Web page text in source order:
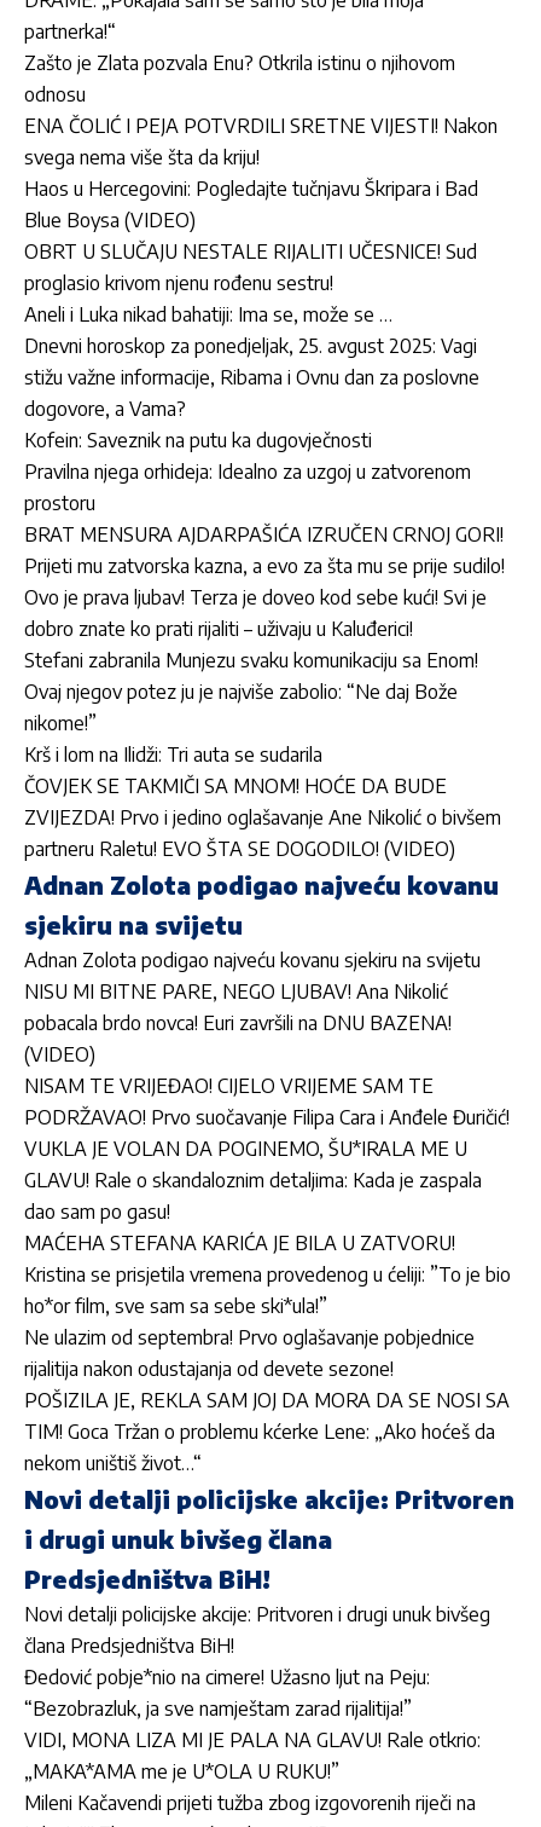
partnerka!“
Zašto je Zlata pozvala Enu? Otkrila istinu o njihovom
odnosu
ENA ČOLIĆ I PEJA POTVRDILI SRETNE VIJESTI! Nakon
svega nema više šta da kriju!
Haos u Hercegovini: Pogledajte tučnjavu Škripara i Bad
Blue Boysa (VIDEO)
OBRT U SLUČAJU NESTALE RIJALITI UČESNICE! Sud
proglasio krivom njenu rođenu sestru!
Aneli i Luka nikad bahatiji: Ima se, može se …
Dnevni horoskop za ponedjeljak, 25. avgust 2025: Vagi
stižu važne informacije, Ribama i Ovnu dan za poslovne
dogovore, a Vama?
Kofein: Saveznik na putu ka dugovječnosti
Pravilna njega orhideja: Idealno za uzgoj u zatvorenom
prostoru
BRAT MENSURA AJDARPAŠIĆA IZRUČEN CRNOJ GORI!
Prijeti mu zatvorska kazna, a evo za šta mu se prije sudilo!
Ovo je prava ljubav! Terza je doveo kod sebe kući! Svi je
dobro znate ko prati rijaliti – uživaju u Kaluđerici!
Stefani zabranila Munjezu svaku komunikaciju sa Enom!
Ovaj njegov potez ju je najviše zabolio: “Ne daj Bože
nikome!”
Krš i lom na Ilidži: Tri auta se sudarila
ČOVJEK SE TAKMIČI SA MNOM! HOĆE DA BUDE
ZVIJEZDA! Prvo i jedino oglašavanje Ane Nikolić o bivšem
partneru Raletu! EVO ŠTA SE DOGODILO! (VIDEO)
Adnan Zolota podigao najveću kovanu
sjekiru na svijetu
Adnan Zolota podigao najveću kovanu sjekiru na svijetu
NISU MI BITNE PARE, NEGO LJUBAV! Ana Nikolić
pobacala brdo novca! Euri završili na DNU BAZENA!
(VIDEO)
NISAM TE VRIJEĐAO! CIJELO VRIJEME SAM TE
PODRŽAVAO! Prvo suočavanje Filipa Cara i Anđele Đuričić!
VUKLA JE VOLAN DA POGINEMO, ŠU*IRALA ME U
GLAVU! Rale o skandaloznim detaljima: Kada je zaspala
dao sam po gasu!
MAĆEHA STEFANA KARIĆA JE BILA U ZATVORU!
Kristina se prisjetila vremena provedenog u ćeliji: ”To je bio
ho*or film, sve sam sa sebe ski*ula!”
Ne ulazim od septembra! Prvo oglašavanje pobjednice
rijalitija nakon odustajanja od devete sezone!
POŠIZILA JE, REKLA SAM JOJ DA MORA DA SE NOSI SA
TIM! Goca Tržan o problemu kćerke Lene: „Ako hoćeš da
nekom uništiš život…“
Novi detalji policijske akcije: Pritvoren
i drugi unuk bivšeg člana
Predsjedništva BiH!
Novi detalji policijske akcije: Pritvoren i drugi unuk bivšeg
člana Predsjedništva BiH!
Đedović pobje*nio na cimere! Užasno ljut na Peju:
“Bezobrazluk, ja sve namještam zarad rijalitija!”
VIDI, MONA LIZA MI JE PALA NA GLAVU! Rale otkrio:
„MAKA*AMA me je U*OLA U RUKU!”
Mileni Kačavendi prijeti tužba zbog izgovorenih riječi na